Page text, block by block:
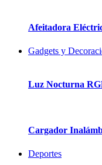
Afeitadora
Gadgets y
Luz Nocturna
Cargador
Deportes